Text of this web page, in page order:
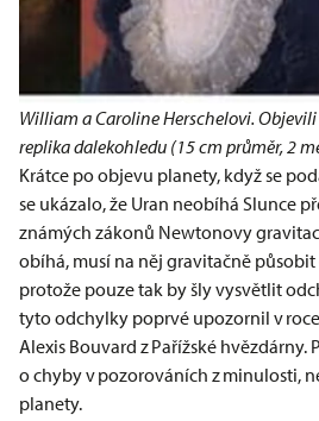
William a Caroline Herschelovi.
replika dalekohledu (15 cm průměr, 2
Krátce po objevu planety, když se
se ukázalo, že Uran neobíhá Slunce
známých zákonů Newtonovy
obíhá, musí na něj gravitačně
protože pouze tak by šly vysvětlit
tyto odchylky poprvé upozornil v
Alexis Bouvard z Pařížské hvězdárny.
o chyby v pozorováních z minulosti,
planety.